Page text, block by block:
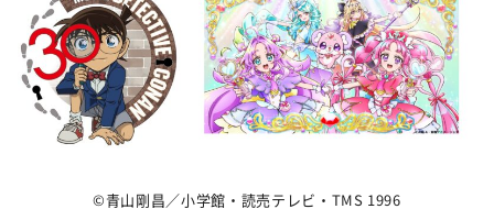
©青山剛昌／小学館・読売テレビ・TMS 1996